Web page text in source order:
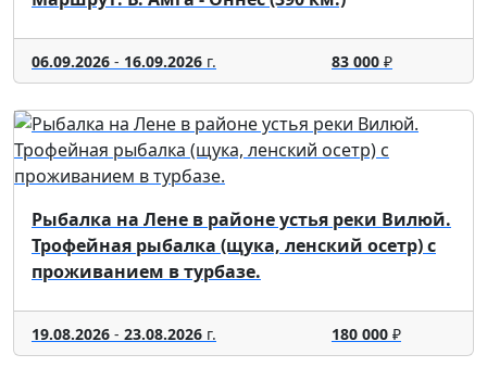
06.09.2026 - 16.09.2026 г. 83 000₽
Рыбалка на Лене в районе устья реки Вилюй.
Трофейная рыбалка (щука, ленский осетр) с
проживанием в турбазе.
19.08.2026 - 23.08.2026 г. 180 000₽